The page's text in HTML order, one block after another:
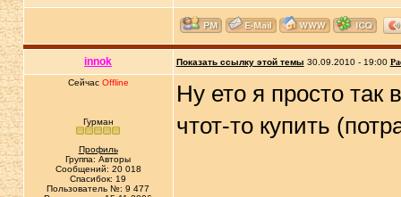
innok Показать ссылку этой темы 30.09.2010 - 19:00
Сейчас Offline
Гурман
Профиль
Группа: Авторы
Сообщений: 20 018
Спасибок: 19
Пользователь №: 9 477
Ну ето я просто
чтот-то купить